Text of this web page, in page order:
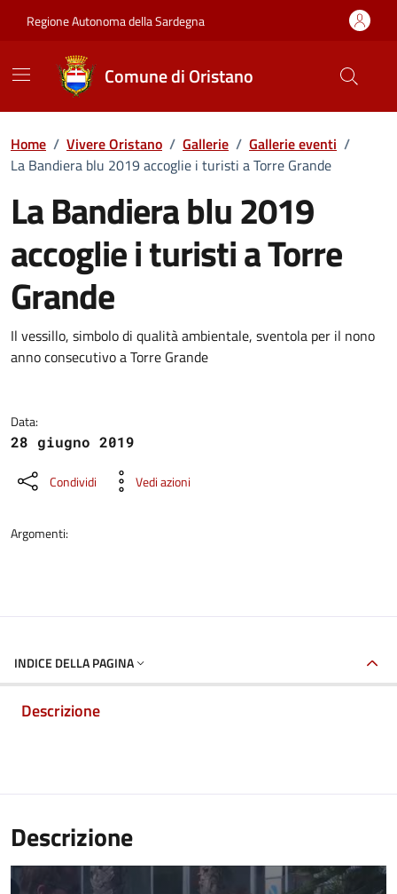
Regione Autonoma della Sardegna
Comune di Oristano
Home / Vivere Oristano / Gallerie / Gallerie eventi /
La Bandiera blu 2019 accoglie i turisti a Torre Grande
La Bandiera blu 2019
accoglie i turisti a Torre
Grande
Dettaglio della galleria di
Il vessillo, simbolo di qualità ambientale, sventola per il nono
anno consecutivo a Torre Grande
Data:
28 giugno 2019
Condividi Vedi azioni
Argomenti:
INDICE DELLA PAGINA
Descrizione
Descrizione